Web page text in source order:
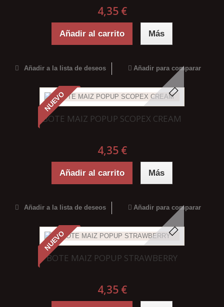
4,35 €
Añadir al carrito Más
Añadir a la lista de deseos Añadir para comparar
NUEVO
BOTE MAIZ POPUP SCOPEX CREAM
4,35 €
Añadir al carrito Más
Añadir a la lista de deseos Añadir para comparar
NUEVO
BOTE MAIZ POPUP STRAWBERRY
4,35 €